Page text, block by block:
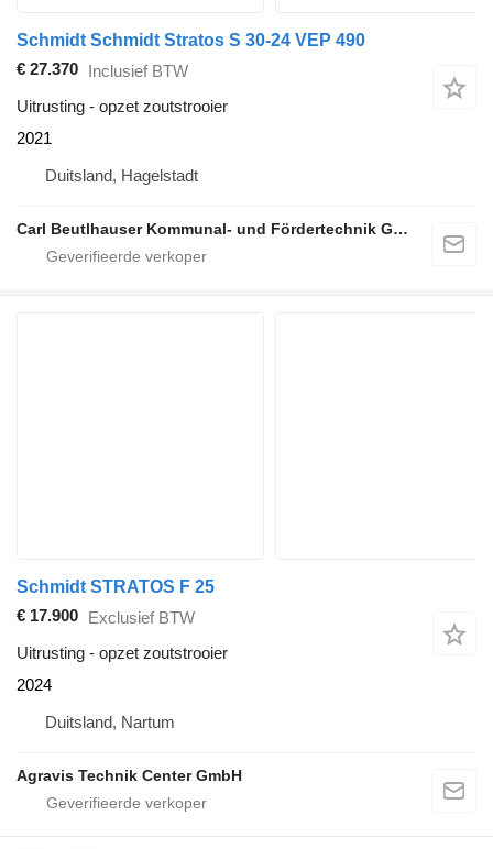
Schmidt Schmidt Stratos S 30-24 VEP 490
€ 27.370 Inclusief BTW
Uitrusting - opzet zoutstrooier
2021
Duitsland, Hagelstadt
Carl Beutlhauser Kommunal- und Fördertechnik GmbH & Co. KG
Schmidt STRATOS F 25
€ 17.900 Exclusief BTW
Uitrusting - opzet zoutstrooier
2024
Duitsland, Nartum
Agravis Technik Center GmbH